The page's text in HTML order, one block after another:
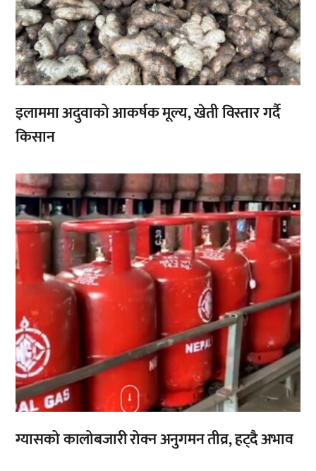
इलाममा अदुवाको आकर्षक मूल्य, खेती विस्तार गर्दै
किसान
,
ग्यासको कालोबजारी रोक्न अनुगमन तीव्र, हट्दै अभाव